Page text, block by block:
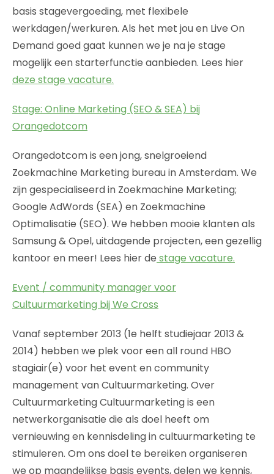
basis stagevergoeding, met flexibele
werkdagen/werkuren. Als het met jou en Live On
Demand goed gaat kunnen we je na je stage
mogelijk een starterfunctie aanbieden. Lees hier
deze stage vacature.
Stage: Online Marketing (SEO & SEA) bij
Orangedotcom
Orangedotcom is een jong, snelgroeiend
Zoekmachine Marketing bureau in Amsterdam. We
zijn gespecialiseerd in Zoekmachine Marketing;
Google AdWords (SEA) en Zoekmachine
Optimalisatie (SEO). We hebben mooie klanten als
Samsung & Opel, uitdagende projecten, een gezellig
kantoor en meer! Lees hier de stage vacature.
Event / community manager voor
Cultuurmarketing bij We Cross
Vanaf september 2013 (1e helft studiejaar 2013 &
2014) hebben we plek voor een all round HBO
stagiair(e) voor het event en community
management van Cultuurmarketing. Over
Cultuurmarketing Cultuurmarketing is een
netwerkorganisatie die als doel heeft om
vernieuwing en kennisdeling in cultuurmarketing te
stimuleren. Om ons doel te bereiken organiseren
we op maandelijkse basis events, delen we kennis,